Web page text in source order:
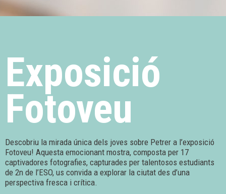
Exposició
Fotoveu
Descobriu la mirada única dels joves sobre Petrer a l’exposició
Fotoveu! Aquesta emocionant mostra, composta per 17
captivadores fotografies, capturades per talentosos estudiants
de 2n de l’ESO, us convida a explorar la ciutat des d’una
perspectiva fresca i crítica.